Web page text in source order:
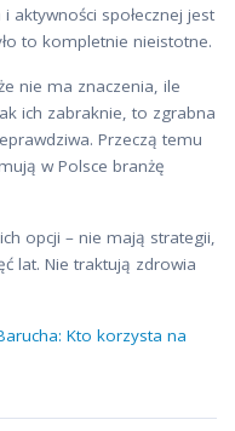
aktywności społecznej jest
to kompletnie nieistotne.
nie ma znaczenia, ile
ich zabraknie, to zgrabna
Przeczą temu
w Polsce branżę
opcji – nie mają strategii,
lat. Nie traktują zdrowia
Kto korzysta na